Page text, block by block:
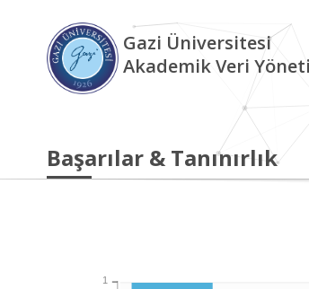
Gazi Üniversitesi
Akademik Veri
Başarılar & Tanınırlık
1